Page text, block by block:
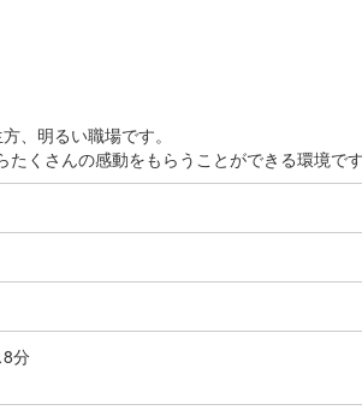
、明るい職場です。
くさんの感動をもらうことができる環境で
分